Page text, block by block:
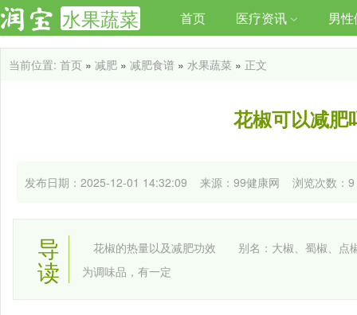
水果蔬菜 首页 医疗资讯 男
当前位置: 首页 » 减肥 » 减肥食谱 » 水果蔬菜 » 正文
花椒可以减肥
发布日期：2025-12-01 14:32:09 来源：99健康网 浏览次数： 9
导
读
花椒的热量以及减肥功效 别名：大椒、蜀椒
为调味品，有一定